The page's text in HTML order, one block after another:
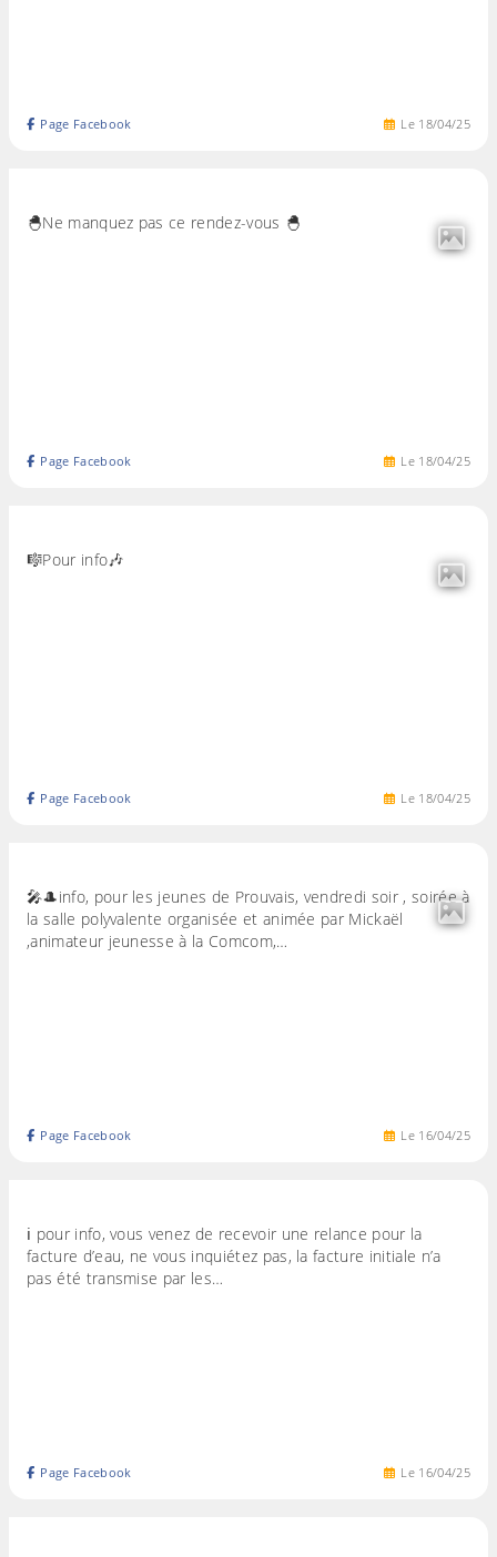
Le 18/04/25
Page Facebook
🐣Ne manquez pas ce rendez-vous 🐣
Le 18/04/25
Page Facebook
🎼Pour info🎶
Le 18/04/25
Page Facebook
🎤🎩info, pour les jeunes de Prouvais, vendredi soir , soirée à
la salle polyvalente organisée et animée par Mickaël
,animateur jeunesse à la Comcom,…
Le 16/04/25
Page Facebook
ℹ️ pour info, vous venez de recevoir une relance pour la
facture d’eau, ne vous inquiétez pas, la facture initiale n’a
pas été transmise par les…
Le 16/04/25
Page Facebook